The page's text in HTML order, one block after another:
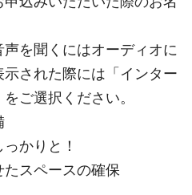
を聞くにはオーディオに
された際には「インター
ご選択ください。
かりと！
スペースの確保